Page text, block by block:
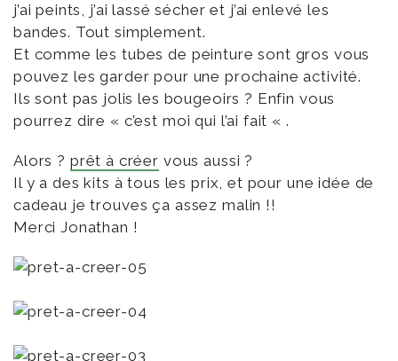
j’ai peints, j’ai lassé sécher et j’ai enlevé les
bandes. Tout simplement.
Et comme les tubes de peinture sont gros vous
pouvez les garder pour une prochaine activité.
Ils sont pas jolis les bougeoirs ? Enfin vous
pourrez dire « c’est moi qui l’ai fait « .
Alors ? prêt à créer vous aussi ?
Il y a des kits à tous les prix, et pour une idée de
cadeau je trouves ça assez malin !!
Merci Jonathan !